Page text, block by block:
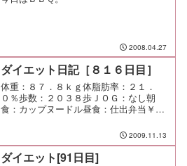
2008.04.27
ダイエット日記［８１６日目］
体重：８７．８ｋｇ体脂肪率：２１．
０％歩数：２０３８歩ＪＯＧ：なし朝
食：カップヌードル昼食：仕出弁当￥１
ザートと酒（赤坂エクセルホテル）間
食：メモ：会社の研修でホテルに缶
詰。 ４：３０まで呑んでた（笑
2009.11.13
ダイエット[91日目]